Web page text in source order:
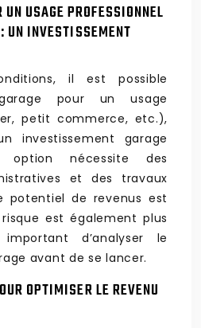
USAGE PROFESSIONNEL
UN INVESTISSEMENT
il est possible
pour un usage
petit commerce, etc.),
investissement garage
option nécessite des
et des travaux
potentiel de revenus est
est également plus
d’analyser le
avant de se lancer.
OPTIMISER LE REVENU